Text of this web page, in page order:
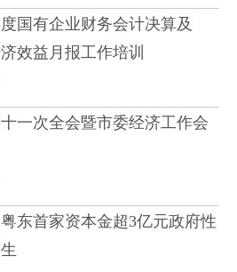
国有企业财务会计决算及
效益月报工作培训
一次全会暨市委经济工作会
东首家资本金超3亿元政府性